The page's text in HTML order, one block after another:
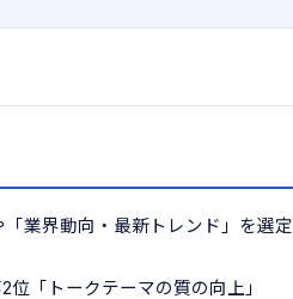
業界動向・最新トレンド」を選定
「トークテーマの質の向上」